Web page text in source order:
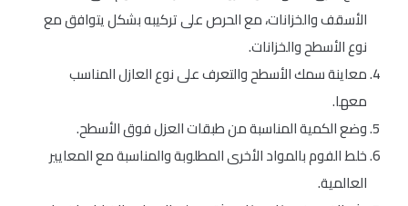
الأسقف والخزانات، مع الحرص على تركيبه بشكل يتوافق مع
نوع الأسطح والخزانات.
معاينة سمك الأسطح والتعرف على نوع العازل المناسب
معها.
وضع الكمية المناسبة من طبقات العزل فوق الأسطح.
خلط الفوم بالمواد الأخرى المطلوبة والمناسبة مع المعايير
العالمية.